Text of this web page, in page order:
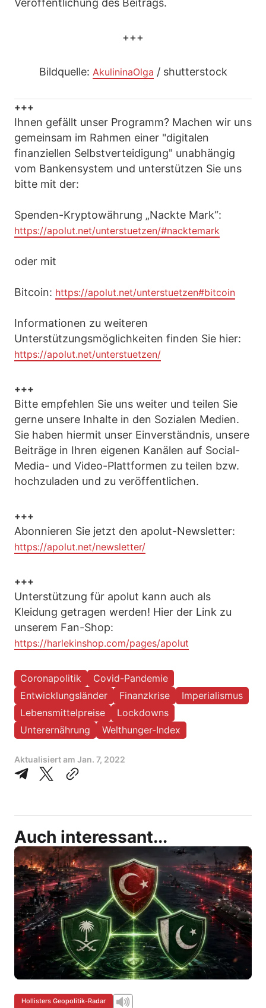
Veröffentlichung des Beitrags.
+++
Bildquelle: AkulininaOlga / shutterstock
+++
Ihnen gefällt unser Programm? Machen wir uns
gemeinsam im Rahmen einer "digitalen
finanziellen Selbstverteidigung" unabhängig
vom Bankensystem und unterstützen Sie uns
bitte mit der:
Spenden-Kryptowährung „Nackte Mark“:
https://apolut.net/unterstuetzen/#nacktemark
oder mit
Bitcoin: https://apolut.net/unterstuetzen#bitcoin
Informationen zu weiteren
Unterstützungsmöglichkeiten finden Sie hier:
https://apolut.net/unterstuetzen/
+++
Bitte empfehlen Sie uns weiter und teilen Sie
gerne unsere Inhalte in den Sozialen Medien.
Sie haben hiermit unser Einverständnis, unsere
Beiträge in Ihren eigenen Kanälen auf Social-
Media- und Video-Plattformen zu teilen bzw.
hochzuladen und zu veröffentlichen.
+++
Abonnieren Sie jetzt den apolut-Newsletter:
https://apolut.net/newsletter/
+++
Unterstützung für apolut kann auch als
Kleidung getragen werden! Hier der Link zu
unserem Fan-Shop:
https://harlekinshop.com/pages/apolut
Coronapolitik
Covid-Pandemie
Entwicklungsländer
Finanzkrise
Imperialismus
Lebensmittelpreise
Lockdowns
Unterernährung
Welthunger-Index
Aktualisiert am Jan. 7, 2022
Auch interessant...
Hollisters Geopolitik-Radar